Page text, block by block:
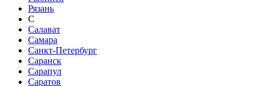
Рязань
С
Салават
Самара
Санкт-Петербург
Саранск
Сарапул
Саратов